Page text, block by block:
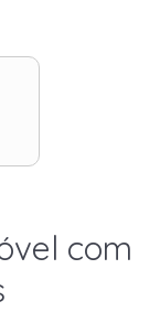
com